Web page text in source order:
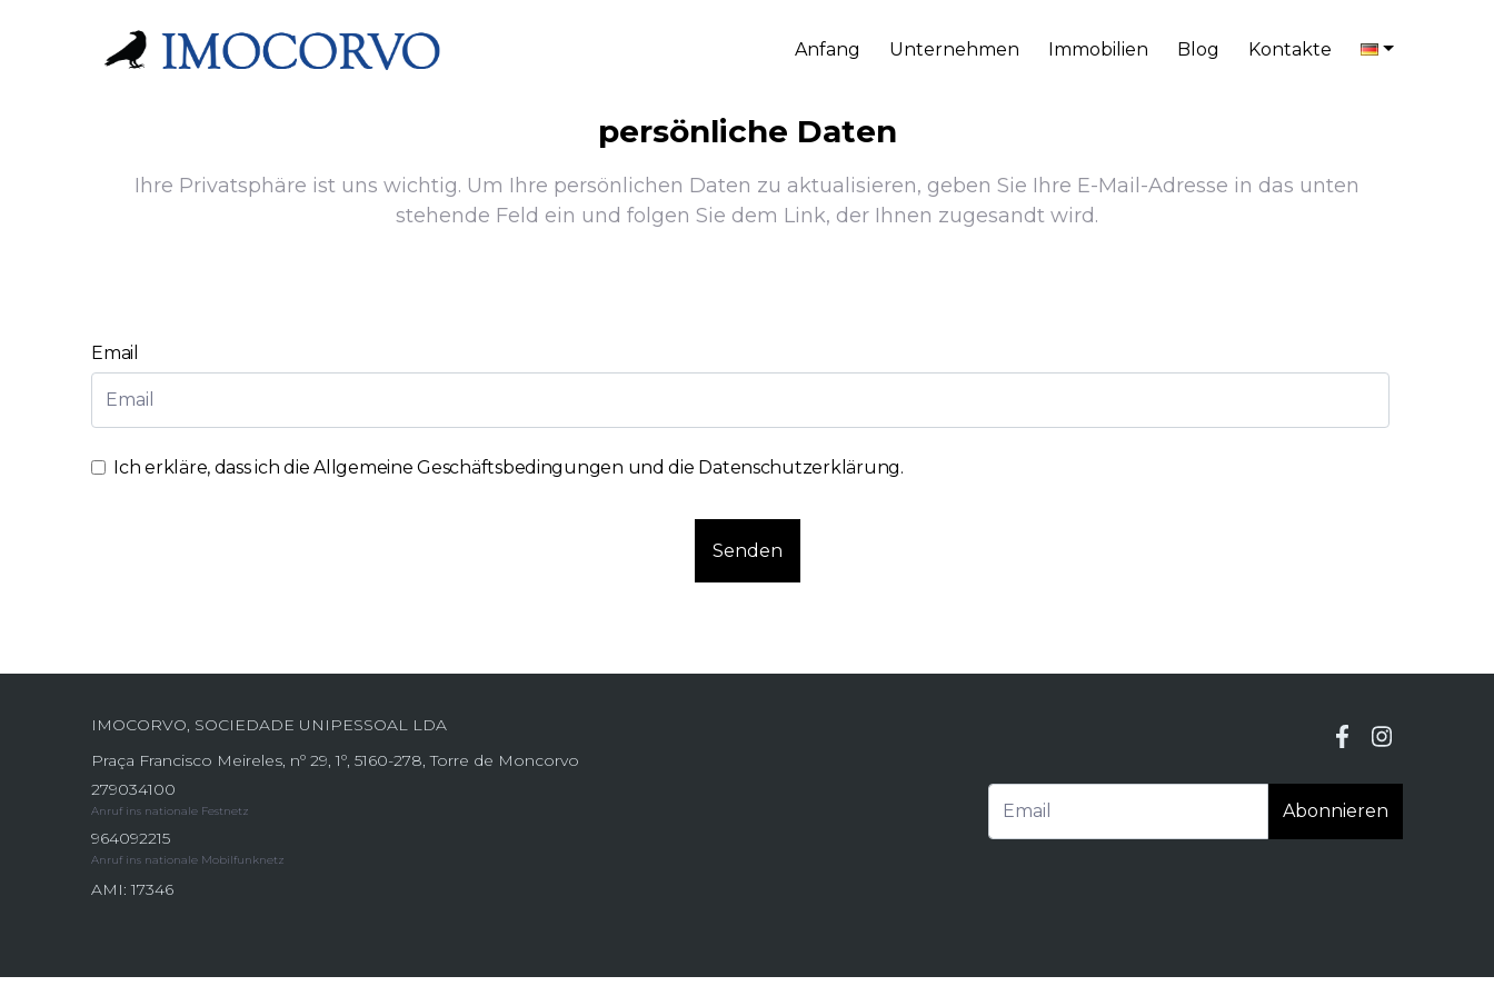
Anfang Unternehmen Immobilien Blog Kontakte
persönliche Daten
Ihre Privatsphäre ist uns wichtig. Um Ihre persönlichen Daten zu aktualisieren, geben Sie Ihre E-Mail-Adresse in das unten
stehende Feld ein und folgen Sie dem Link, der Ihnen zugesandt wird.
Email
Ich erkläre, dass ich dieAllgemeine Geschäftsbedingungen und die Datenschutzerklärung.
Senden
IMOCORVO, SOCIEDADE UNIPESSOAL LDA
Praça Francisco Meireles, nº 29, 1º, 5160-278, Torre de Moncorvo
279034100
Anruf ins nationale Festnetz
964092215
Anruf ins nationale Mobilfunknetz
AMI: 17346
Abonnieren